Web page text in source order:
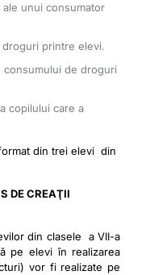
unui consumator
printre elevi.
de droguri
copilului care a
din trei elevi din
DE CREAŢII
din clasele a VII-a
pe elevi în realizarea
vor fi realizate pe